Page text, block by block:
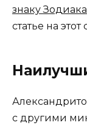
знаку Зодиака
статье на этот
с другими